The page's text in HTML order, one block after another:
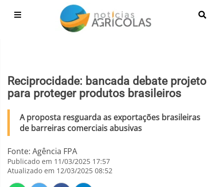
Reciprocidade: bancada debate projeto
para proteger produtos brasileiros
A proposta resguarda as exportações brasileiras
de barreiras comerciais abusivas
Fonte: Agência FPA
Publicado em 11/03/2025 17:57
Atualizado em 12/03/2025 08:52